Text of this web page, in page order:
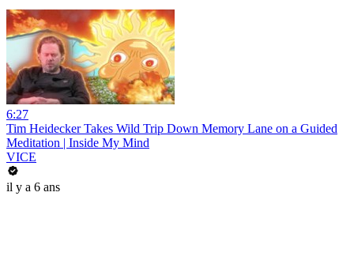
6:27
Tim Heidecker Takes Wild Trip Down Memory Lane on a Guided
Meditation | Inside My Mind
VICE
il y a 6 ans